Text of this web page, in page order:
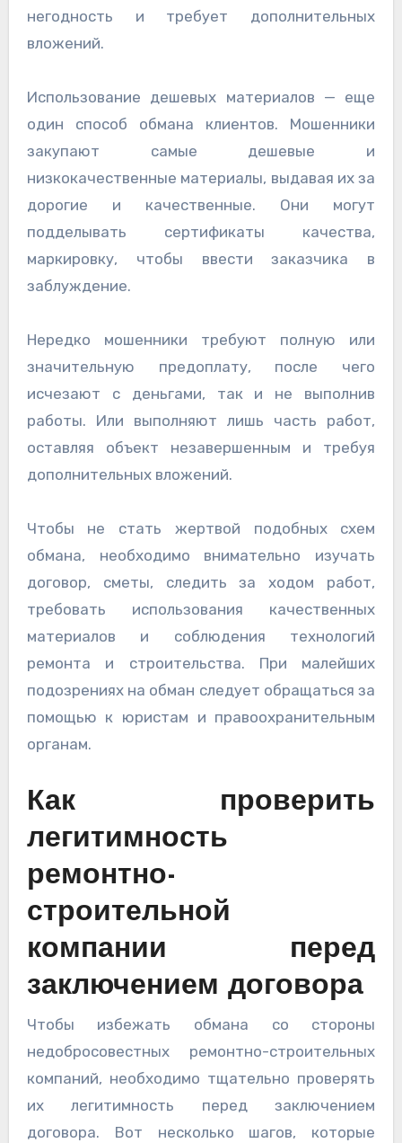
негодность и требует дополнительных
вложений.
Использование дешевых материалов — еще
один способ обмана клиентов. Мошенники
закупают самые дешевые и
низкокачественные материалы, выдавая их за
дорогие и качественные. Они могут
подделывать сертификаты качества,
маркировку, чтобы ввести заказчика в
заблуждение.
Нередко мошенники требуют полную или
значительную предоплату, после чего
исчезают с деньгами, так и не выполнив
работы. Или выполняют лишь часть работ,
оставляя объект незавершенным и требуя
дополнительных вложений.
Чтобы не стать жертвой подобных схем
обмана, необходимо внимательно изучать
договор, сметы, следить за ходом работ,
требовать использования качественных
материалов и соблюдения технологий
ремонта и строительства. При малейших
подозрениях на обман следует обращаться за
помощью к юристам и правоохранительным
органам.
Как проверить
легитимность
ремонтно-
строительной
компании перед
заключением договора
Чтобы избежать обмана со стороны
недобросовестных ремонтно-строительных
компаний, необходимо тщательно проверять
их легитимность перед заключением
договора. Вот несколько шагов, которые